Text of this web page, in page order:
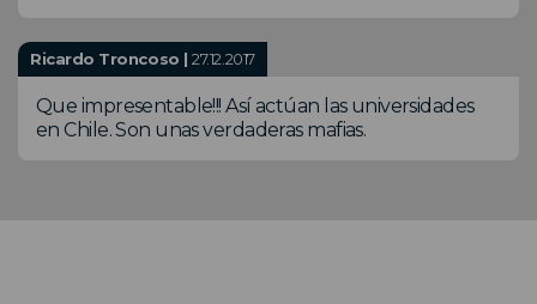
Ricardo Troncoso |27.12.2017
Que impresentable!!! Así actúan las universidades
en Chile. Son unas verdaderas mafias.